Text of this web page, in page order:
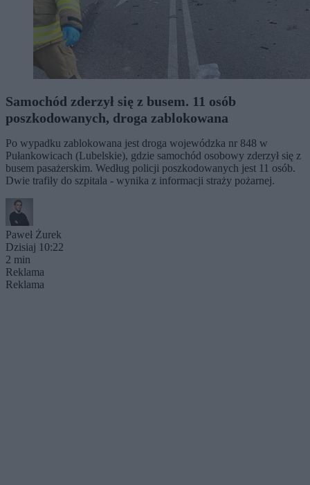
Samochód zderzył się z busem. 11 osób
poszkodowanych, droga zablokowana
Po wypadku zablokowana jest droga wojewódzka nr 848 w
Pułankowicach (Lubelskie), gdzie samochód osobowy zderzył się z
busem pasażerskim. Według policji poszkodowanych jest 11 osób.
Dwie trafiły do szpitala - wynika z informacji straży pożarnej.
Paweł Żurek
Dzisiaj 10:22
2 min
Reklama
Reklama